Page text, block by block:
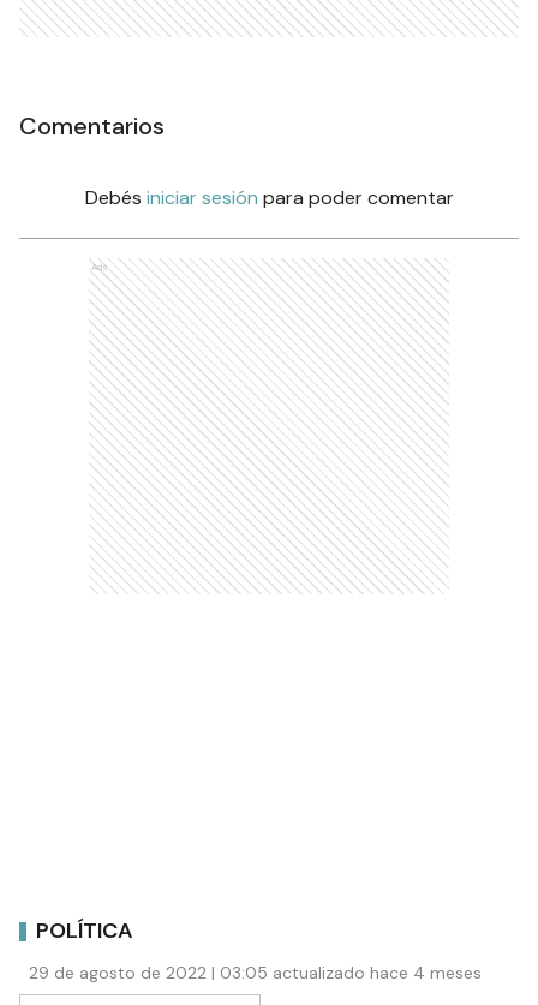
Comentarios
Debés iniciar sesión para poder comentar
Ads
POLÍTICA
29 de agosto de 2022 | 03:05 actualizado hace 4 meses